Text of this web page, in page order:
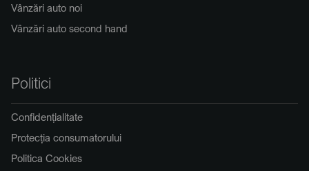
Vânzări auto noi
Vânzări auto second hand
Politici
Confidențialitate
Protecția consumatorului
Politica Cookies